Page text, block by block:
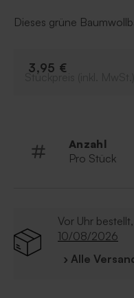
Dieses grüne
Lauf und gestalte
Breite: 15 mm
Farbe: Sage green
3,95 €
Anzahl
Pro Stück
Vor Uhr
10/08/2026
› Alle